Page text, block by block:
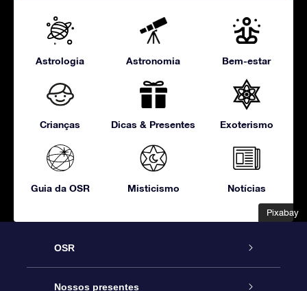
Pixabay
Pixabay
Astrologia Astronomia Bem-estar
Crianças Dicas & Presentes Exoterismo
Guia da OSR Misticismo Notícias
OSR
Serviço
Nossos presentes